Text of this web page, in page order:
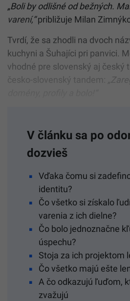
„Boli by odlišné od bežných.
varení,“približuje Milan
Tvrdí, že sa zhodli na dvoch
kuchyni a Šuhajíci pri panvici.
vhodné pre slovenský aj český
česko-slovenský tandem:
V článku sa po
dozvieš
Vďaka čomu si
identitu?
Čo všetko si získalo
varenia z ich dielne?
Čo bolo jednoznačne
úspechu?
Stoja za ich projektom
Čo všetko majú ešte
A čo odkazujú ľuďom,
zvažujú